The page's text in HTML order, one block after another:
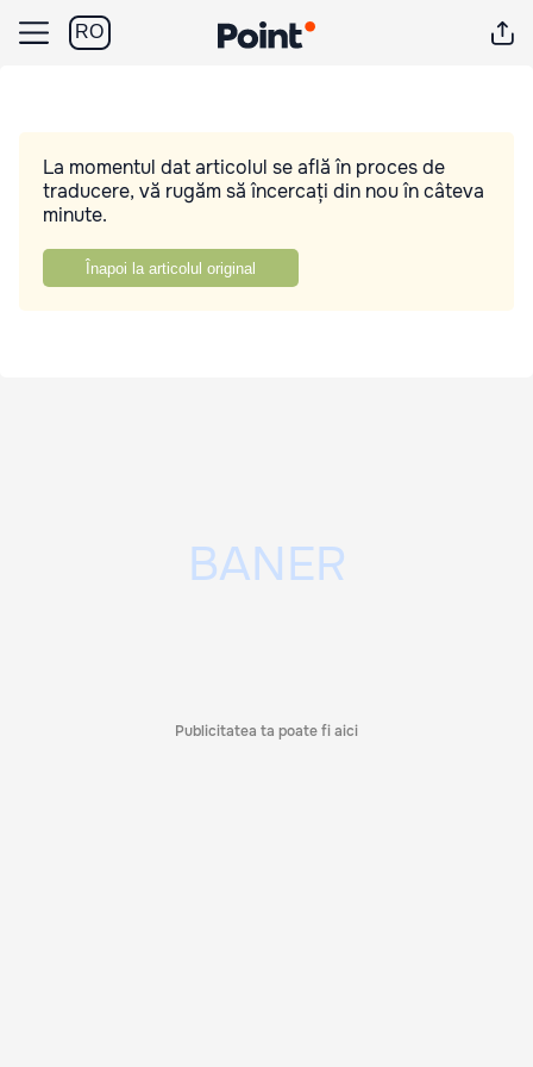
RO
La momentul dat articolul se află în proces de
traducere, vă rugăm să încercați din nou în câteva
minute.
Înapoi la articolul original
Publicitatea ta poate fi aici